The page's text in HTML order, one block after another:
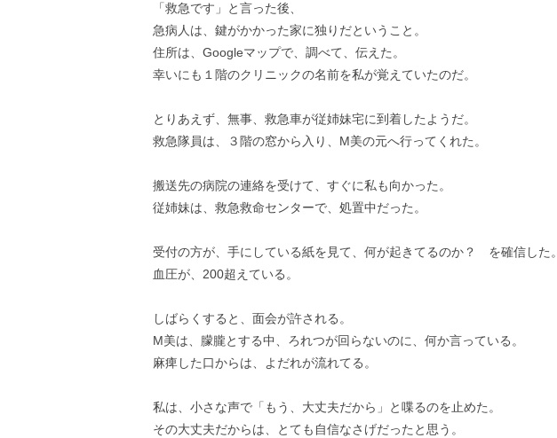
「救急です」と言った後、
急病人は、鍵がかかった家に独りだということ。
住所は、Googleマップで、調べて、伝えた。
幸いにも１階のクリニックの名前を私が覚えていたのだ。
とりあえず、無事、救急車が従姉妹宅に到着したようだ。
救急隊員は、３階の窓から入り、M美の元へ行ってくれた。
搬送先の病院の連絡を受けて、すぐに私も向かった。
従姉妹は、救急救命センターで、処置中だった。
受付の方が、手にしている紙を見て、何が起きてるのか？ を確信した。
血圧が、200超えている。
しばらくすると、面会が許される。
M美は、朦朧とする中、ろれつが回らないのに、何か言っている。
麻痺した口からは、よだれが流れてる。
私は、小さな声で「もう、大丈夫だから」と喋るのを止めた。
その大丈夫だからは、とても自信なさげだったと思う。